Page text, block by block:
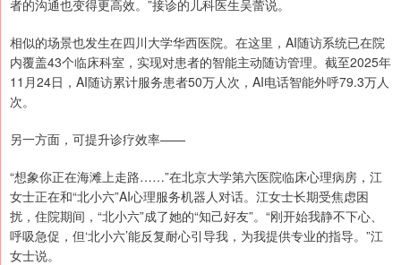
者的沟通也变得更高效。”接诊的儿科医生吴蕾说。
相似的场景也发生在四川大学华西医院。在这里，AI随访系统已在院
内覆盖43个临床科室，实现对患者的智能主动随访管理。截至2025年
11月24日，AI随访累计服务患者50万人次，AI电话智能外呼79.3万人
次。
另一方面，可提升诊疗效率——
“想象你正在海滩上走路……”在北京大学第六医院临床心理病房，江
女士正在和“北小六”AI心理服务机器人对话。江女士长期受焦虑困
扰，住院期间，“北小六”成了她的“知己好友”。“刚开始我静不下心、
呼吸急促，但‘北小六’能反复耐心引导我，为我提供专业的指导。”江
女士说。